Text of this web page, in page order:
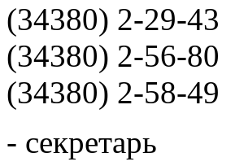
(34380) 2-29-43
(34380) 2-56-80
(34380) 2-58-49
- секретарь